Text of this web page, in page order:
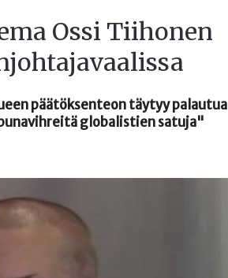
Ossi Tiihonen
päätöksenteon täytyy palautua
globalistien satuja"